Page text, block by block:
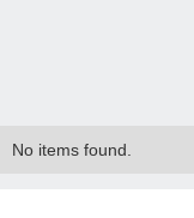
No items found.